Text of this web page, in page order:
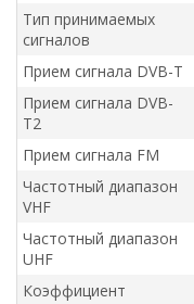
Тип принимаемых
сигналов
Прием сигнала DVB-T
Прием сигнала DVB-
T2
Прием сигнала FM
Частотный диапазон
VHF
Частотный диапазон
UHF
Коэффициент